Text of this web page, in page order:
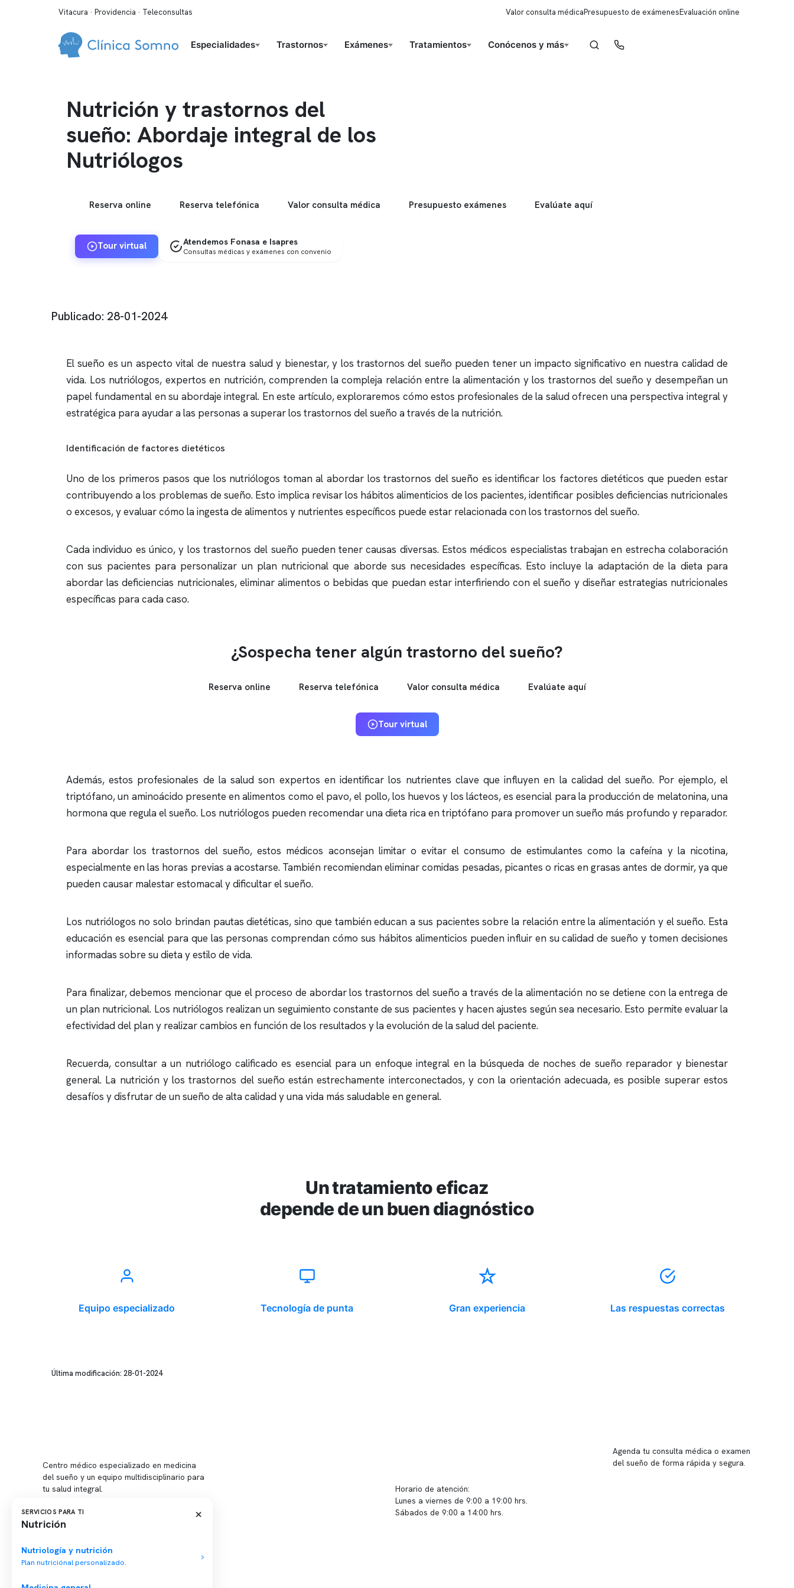
Vitacura · Providencia · Teleconsultas Valor consulta médicaPresupuesto de exámenesEvaluación online
Especialidades Trastornos Exámenes Tratamientos Conócenos y más
Nutrición y trastornos del
sueño: Abordaje integral de los
Nutriólogos
Reserva online Reserva telefónica Valor consulta médica Presupuesto exámenes Evalúate aquí
Tour virtual Atendemos Fonasa e Isapres
Consultas médicas y exámenes con convenio
Publicado: 28-01-2024
El sueño es un aspecto vital de nuestra salud y bienestar, y los trastornos del sueño pueden tener un impacto significativo en nuestra calidad de
vida. Los nutriólogos, expertos en nutrición, comprenden la compleja relación entre la alimentación y los trastornos del sueño y desempeñan un
papel fundamental en su abordaje integral. En este artículo, exploraremos cómo estos profesionales de la salud ofrecen una perspectiva integral y
estratégica para ayudar a las personas a superar los trastornos del sueño a través de la nutrición.
Identificación de factores dietéticos
Uno de los primeros pasos que los nutriólogos toman al abordar los trastornos del sueño es identificar los factores dietéticos que pueden estar
contribuyendo a los problemas de sueño. Esto implica revisar los hábitos alimenticios de los pacientes, identificar posibles deficiencias nutricionales
o excesos, y evaluar cómo la ingesta de alimentos y nutrientes específicos puede estar relacionada con los trastornos del sueño.
Cada individuo es único, y los trastornos del sueño pueden tener causas diversas. Estos médicos especialistas trabajan en estrecha colaboración
con sus pacientes para personalizar un plan nutricional que aborde sus necesidades específicas. Esto incluye la adaptación de la dieta para
abordar las deficiencias nutricionales, eliminar alimentos o bebidas que puedan estar interfiriendo con el sueño y diseñar estrategias nutricionales
específicas para cada caso.
¿Sospecha tener algún trastorno del sueño?
Reserva online Reserva telefónica Valor consulta médica Evalúate aquí
Tour virtual
Además, estos profesionales de la salud son expertos en identificar los nutrientes clave que influyen en la calidad del sueño. Por ejemplo, el
triptófano, un aminoácido presente en alimentos como el pavo, el pollo, los huevos y los lácteos, es esencial para la producción de melatonina, una
hormona que regula el sueño. Los nutriólogos pueden recomendar una dieta rica en triptófano para promover un sueño más profundo y reparador.
Para abordar los trastornos del sueño, estos médicos aconsejan limitar o evitar el consumo de estimulantes como la cafeína y la nicotina,
especialmente en las horas previas a acostarse. También recomiendan eliminar comidas pesadas, picantes o ricas en grasas antes de dormir, ya que
pueden causar malestar estomacal y dificultar el sueño.
Los nutriólogos no solo brindan pautas dietéticas, sino que también educan a sus pacientes sobre la relación entre la alimentación y el sueño. Esta
educación es esencial para que las personas comprendan cómo sus hábitos alimenticios pueden influir en su calidad de sueño y tomen decisiones
informadas sobre su dieta y estilo de vida.
Para finalizar, debemos mencionar que el proceso de abordar los trastornos del sueño a través de la alimentación no se detiene con la entrega de
un plan nutricional. Los nutriólogos realizan un seguimiento constante de sus pacientes y hacen ajustes según sea necesario. Esto permite evaluar la
efectividad del plan y realizar cambios en función de los resultados y la evolución de la salud del paciente.
Recuerda, consultar a un nutriólogo calificado es esencial para un enfoque integral en la búsqueda de noches de sueño reparador y bienestar
general. La nutrición y los trastornos del sueño están estrechamente interconectados, y con la orientación adecuada, es posible superar estos
desafíos y disfrutar de un sueño de alta calidad y una vida más saludable en general.
Un tratamiento eficaz
depende de un buen diagnóstico
Equipo especializado Tecnología de punta Gran experiencia Las respuestas correctas
Última modificación: 28-01-2024
Centro médico especializado en medicina
del sueño y un equipo multidisciplinario para
tu salud integral.
Horario de atención:
Lunes a viernes de 9:00 a 19:00 hrs.
Sábados de 9:00 a 14:00 hrs.
Agenda tu consulta médica o examen
del sueño de forma rápida y segura.
SERVICIOS PARA TI
Nutrición
×
Nutriología y nutrición
Plan nutriciónal personalizado.